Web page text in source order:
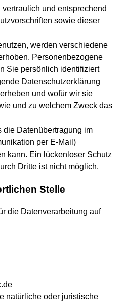
und entsprechend
sowie dieser
werden verschiedene
Personenbezogene
Sie persönlich identifiziert
Datenschutzerklärung
und wofür wir sie
und zu welchem Zweck das
die Datenübertragung im
per E-Mail)
kann. Ein lückenloser Schutz
Dritte ist nicht möglich.
Stelle
die Datenverarbeitung auf
natürliche oder juristische